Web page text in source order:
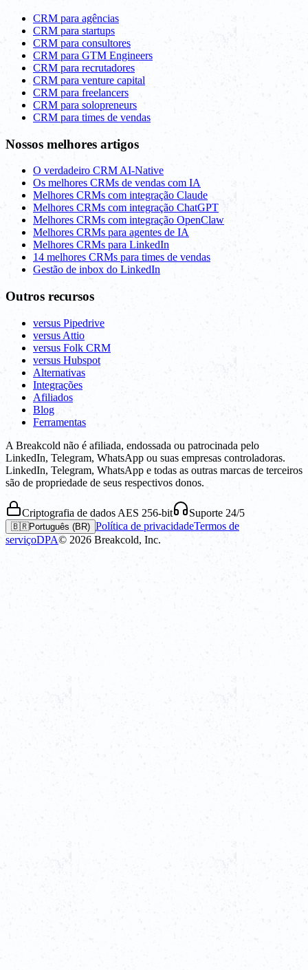
CRM para agências
CRM para startups
CRM para consultores
CRM para GTM Engineers
CRM para recrutadores
CRM para venture capital
CRM para freelancers
CRM para solopreneurs
CRM para times de vendas
Nossos melhores artigos
O verdadeiro CRM AI-Native
Os melhores CRMs de vendas com IA
Melhores CRMs com integração Claude
Melhores CRMs com integração ChatGPT
Melhores CRMs com integração OpenClaw
Melhores CRMs para agentes de IA
Melhores CRMs para LinkedIn
14 melhores CRMs para times de vendas
Gestão de inbox do LinkedIn
Outros recursos
versus Pipedrive
versus Attio
versus Folk CRM
versus Hubspot
Alternativas
Integrações
Afiliados
Blog
Ferramentas
A Breakcold não é afiliada, endossada ou patrocinada pelo
LinkedIn, Telegram, WhatsApp ou suas empresas controladoras.
LinkedIn, Telegram, WhatsApp e todas as outras marcas de terceiros
são de propriedade de seus respectivos donos.
Criptografia de dados AES 256-bit Suporte 24/5
🇧🇷Português (BR) Política de privacidadeTermos de
serviçoDPA© 2026 Breakcold, Inc.